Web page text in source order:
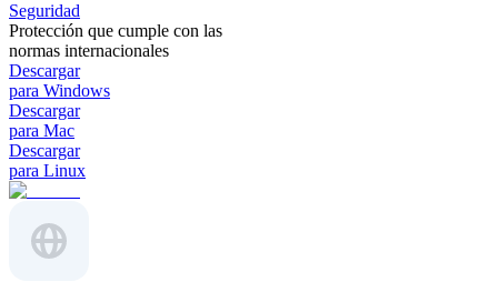
Seguridad
Protección que cumple con las
normas internacionales
Descargar
para Windows
Descargar
para Mac
Descargar
para Linux